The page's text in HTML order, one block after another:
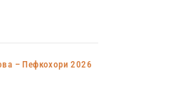
– Пефкохори 2026